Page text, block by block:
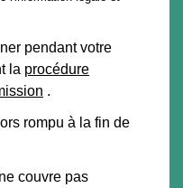
pendant votre
la procédure
.
rompu à la fin de
couvre pas